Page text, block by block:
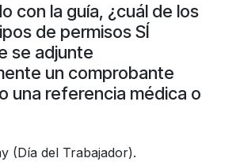
con la guía, ¿cuál de los
de permisos SÍ
se adjunte
un comprobante
una referencia médica o
(Día del Trabajador).